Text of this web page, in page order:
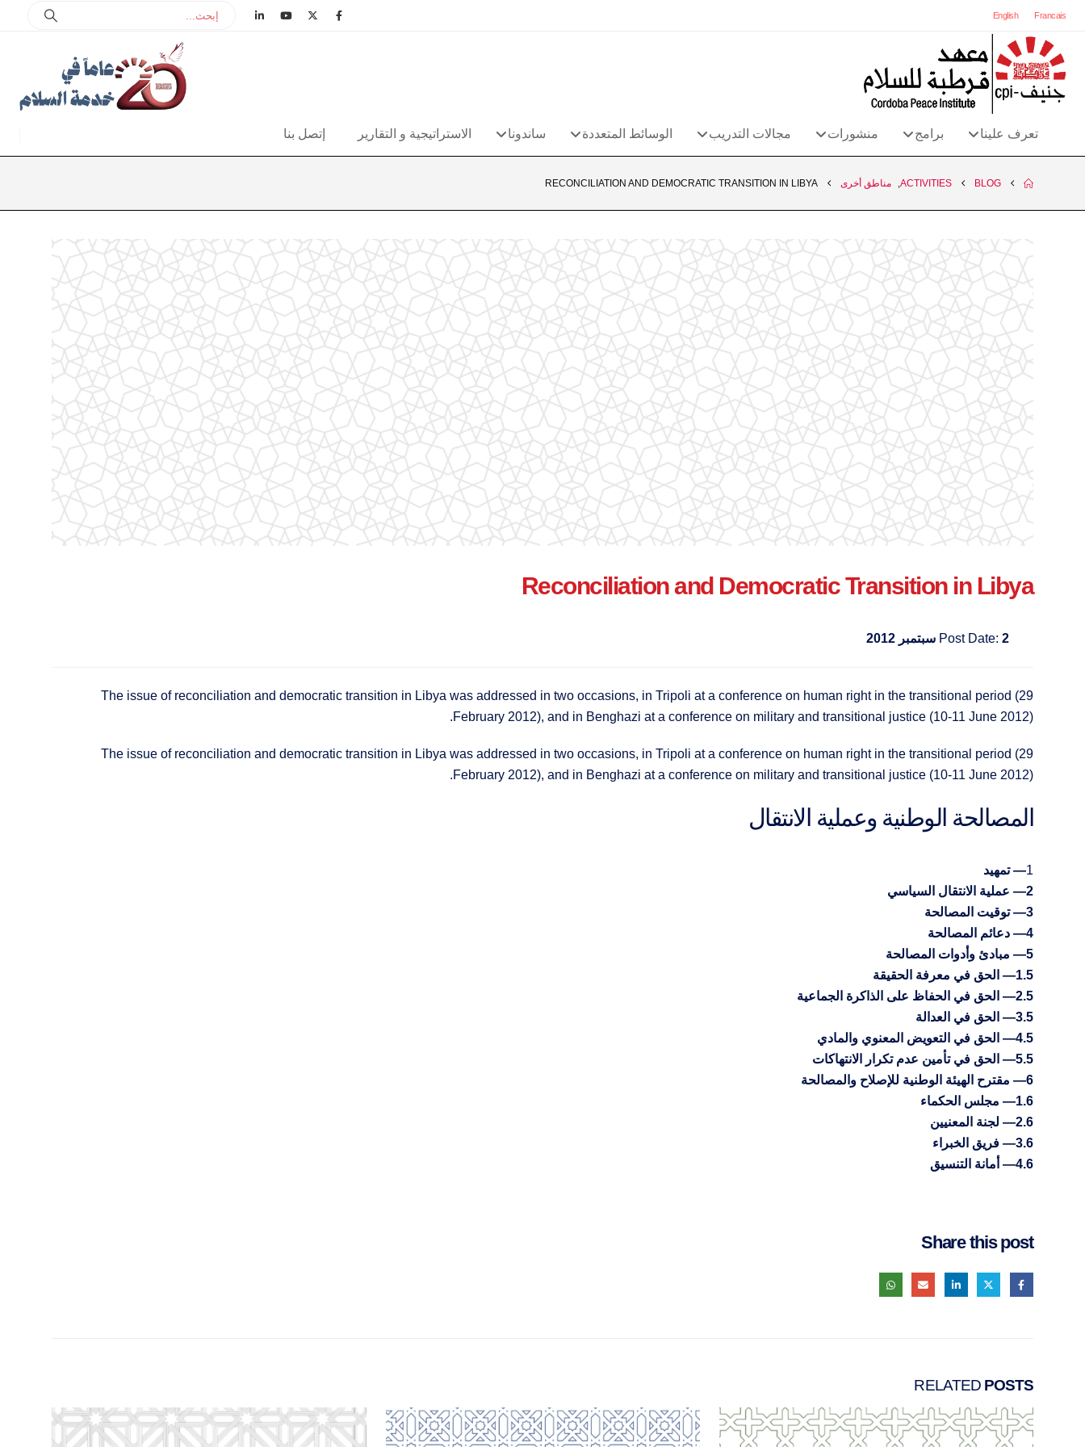
Francais
English
تعرف علينا برامج منشورات مجالات التدريب الوسائط المتعددة ساندونا الاستراتيجية و التقارير إتصل بنا
BLOG
ACTIVITIES مناطق أخرى RECONCILIATION AND DEMOCRATIC TRANSITION IN LIBYA
Reconciliation and Democratic Transition in Libya
Post Date: 2 سبتمبر 2012
The issue of reconciliation and democratic transition in Libya was addressed in two occasions, in Tripoli at a conference on human right in the transitional period (29
February 2012), and in Benghazi at a conference on military and transitional justice (10-11 June 2012).
The issue of reconciliation and democratic transition in Libya was addressed in two occasions, in Tripoli at a conference on human right in the transitional period (29
February 2012), and in Benghazi at a conference on military and transitional justice (10-11 June 2012).
المصالحة الوطنية وعملية الانتقال
1― تمهيد
2― عملية الانتقال السياسي
3― توقيت المصالحة
4― دعائم المصالحة
5― مبادئ وأدوات المصالحة
1.5― الحق في معرفة الحقيقة
2.5― الحق في الحفاظ على الذاكرة الجماعية
3.5― الحق في العدالة
4.5― الحق في التعويض المعنوي والمادي
5.5― الحق في تأمين عدم تكرار الانتهاكات
6― مقترح الهيئة الوطنية للإصلاح والمصالحة
1.6― مجلس الحكماء
2.6― لجنة المعنيين
3.6― فريق الخبراء
4.6― أمانة التنسيق
Share this post
RELATED POSTS